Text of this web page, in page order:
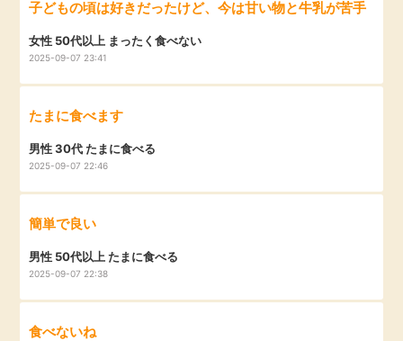
特集一覧
GMOポイ活の使い方
ヘルプセンター
子どもの頃は好きだったけど、今は甘い物と牛乳が苦手
女性 50代以上 まったく食べない
2025-09-07 23:41
たまに食べます
男性 30代 たまに食べる
2025-09-07 22:46
簡単で良い
男性 50代以上 たまに食べる
2025-09-07 22:38
食べないね